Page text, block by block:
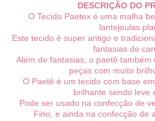
DESCRIÇÃO DO
O Tecido Paetex é uma malha
lantejoulas
Este tecido é super antigo e
fantasias de
Além de fantasias, o paetê
peças com muito
O Paetê é um tecido com base
brilhante sendo leve
Pode ser usado na confecção de
Fino, e ainda na confecção de